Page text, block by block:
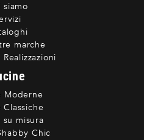
siamo
marche
Moderne
Classiche
su misura
Chic